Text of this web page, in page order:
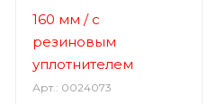
160 мм / с
резиновым
уплотнителем
Арт.: 0024073